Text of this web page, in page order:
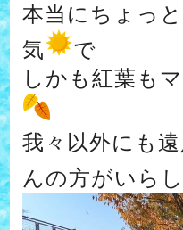
本当にちょっ
気
で
しかも紅葉も
我々以外にも
んの方がいら